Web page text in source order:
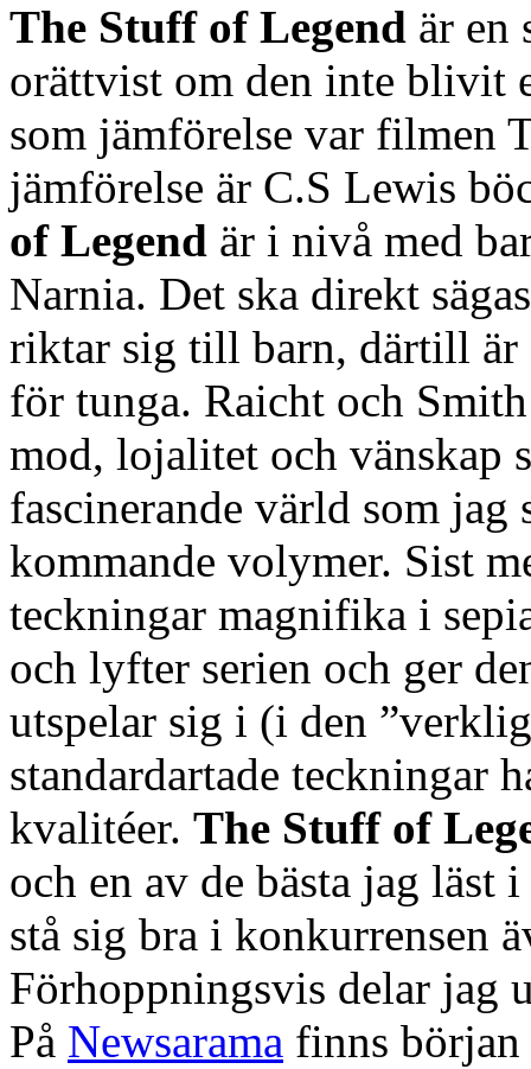
The Stuff of Legend är en
orättvist om den inte blivit
som jämförelse var filmen
jämförelse är C.S Lewis
of Legend är i nivå med
Narnia. Det ska direkt
riktar sig till barn, därtill är
för tunga. Raicht och
mod, lojalitet och vänskap
fascinerande värld som
kommande volymer. Sist
teckningar magnifika i
och lyfter serien och ger
utspelar sig i (i den
standardartade teckningar
kvalitéer. The Stuff of
och en av de bästa jag läst
stå sig bra i konkurrensen
Förhoppningsvis delar jag
På Newsarama finns början